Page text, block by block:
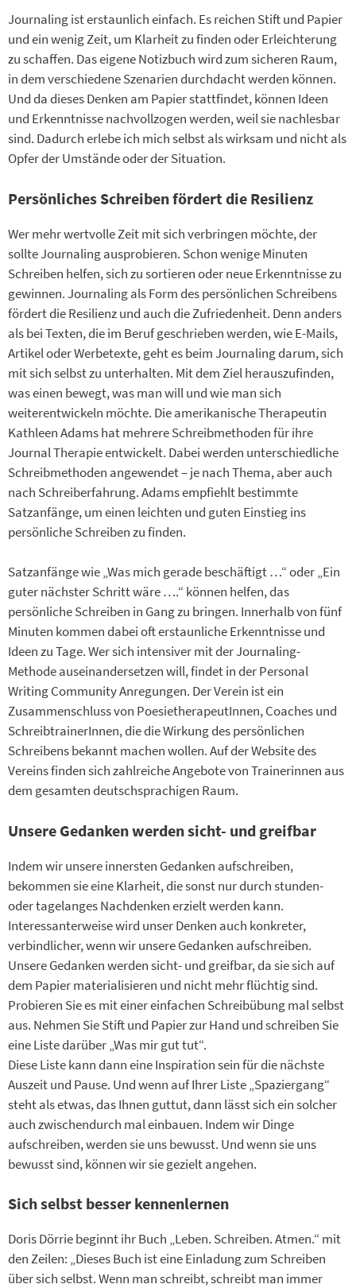
Journaling ist erstaunlich einfach. Es reichen Stift und Papier
und ein wenig Zeit, um Klarheit zu finden oder Erleichterung
zu schaffen. Das eigene Notizbuch wird zum sicheren Raum,
in dem verschiedene Szenarien durchdacht werden können.
Und da dieses Denken am Papier stattfindet, können Ideen
und Erkenntnisse nachvollzogen werden, weil sie nachlesbar
sind. Dadurch erlebe ich mich selbst als wirksam und nicht als
Opfer der Umstände oder der Situation.
Persönliches Schreiben fördert die Resilienz
Wer mehr wertvolle Zeit mit sich verbringen möchte, der
sollte Journaling ausprobieren. Schon wenige Minuten
Schreiben helfen, sich zu sortieren oder neue Erkenntnisse zu
gewinnen. Journaling als Form des persönlichen Schreibens
fördert die Resilienz und auch die Zufriedenheit. Denn anders
als bei Texten, die im Beruf geschrieben werden, wie E-Mails,
Artikel oder Werbetexte, geht es beim Journaling darum, sich
mit sich selbst zu unterhalten. Mit dem Ziel herauszufinden,
was einen bewegt, was man will und wie man sich
weiterentwickeln möchte. Die amerikanische Therapeutin
Kathleen Adams hat mehrere Schreibmethoden für ihre
Journal Therapie entwickelt. Dabei werden unterschiedliche
Schreibmethoden angewendet – je nach Thema, aber auch
nach Schreiberfahrung. Adams empfiehlt bestimmte
Satzanfänge, um einen leichten und guten Einstieg ins
persönliche Schreiben zu finden.
Satzanfänge wie „Was mich gerade beschäftigt …“ oder „Ein
guter nächster Schritt wäre ….“ können helfen, das
persönliche Schreiben in Gang zu bringen. Innerhalb von fünf
Minuten kommen dabei oft erstaunliche Erkenntnisse und
Ideen zu Tage. Wer sich intensiver mit der Journaling-
Methode auseinandersetzen will, findet in der Personal
Writing Community Anregungen. Der Verein ist ein
Zusammenschluss von PoesietherapeutInnen, Coaches und
SchreibtrainerInnen, die die Wirkung des persönlichen
Schreibens bekannt machen wollen. Auf der Website des
Vereins finden sich zahlreiche Angebote von Trainerinnen aus
dem gesamten deutschsprachigen Raum.
Unsere Gedanken werden sicht- und greifbar
Indem wir unsere innersten Gedanken aufschreiben,
bekommen sie eine Klarheit, die sonst nur durch stunden-
oder tagelanges Nachdenken erzielt werden kann.
Interessanterweise wird unser Denken auch konkreter,
verbindlicher, wenn wir unsere Gedanken aufschreiben.
Unsere Gedanken werden sicht- und greifbar, da sie sich auf
dem Papier materialisieren und nicht mehr flüchtig sind.
Probieren Sie es mit einer einfachen Schreibübung mal selbst
aus. Nehmen Sie Stift und Papier zur Hand und schreiben Sie
eine Liste darüber „Was mir gut tut“.
Diese Liste kann dann eine Inspiration sein für die nächste
Auszeit und Pause. Und wenn auf Ihrer Liste „Spaziergang“
steht als etwas, das Ihnen guttut, dann lässt sich ein solcher
auch zwischendurch mal einbauen. Indem wir Dinge
aufschreiben, werden sie uns bewusst. Und wenn sie uns
bewusst sind, können wir sie gezielt angehen.
Sich selbst besser kennenlernen
Doris Dörrie beginnt ihr Buch „Leben. Schreiben. Atmen.“ mit
den Zeilen: „Dieses Buch ist eine Einladung zum Schreiben
über sich selbst. Wenn man schreibt, schreibt man immer